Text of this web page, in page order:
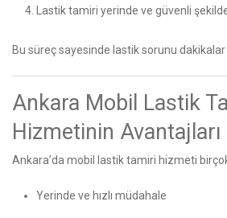
Lastik tamiri yerinde ve güvenli şekilde
Bu süreç sayesinde lastik sorunu
Ankara Mobil Lastik
Hizmetinin Avantajları
Ankara’da mobil lastik tamiri hizmeti
Yerinde ve hızlı müdahale